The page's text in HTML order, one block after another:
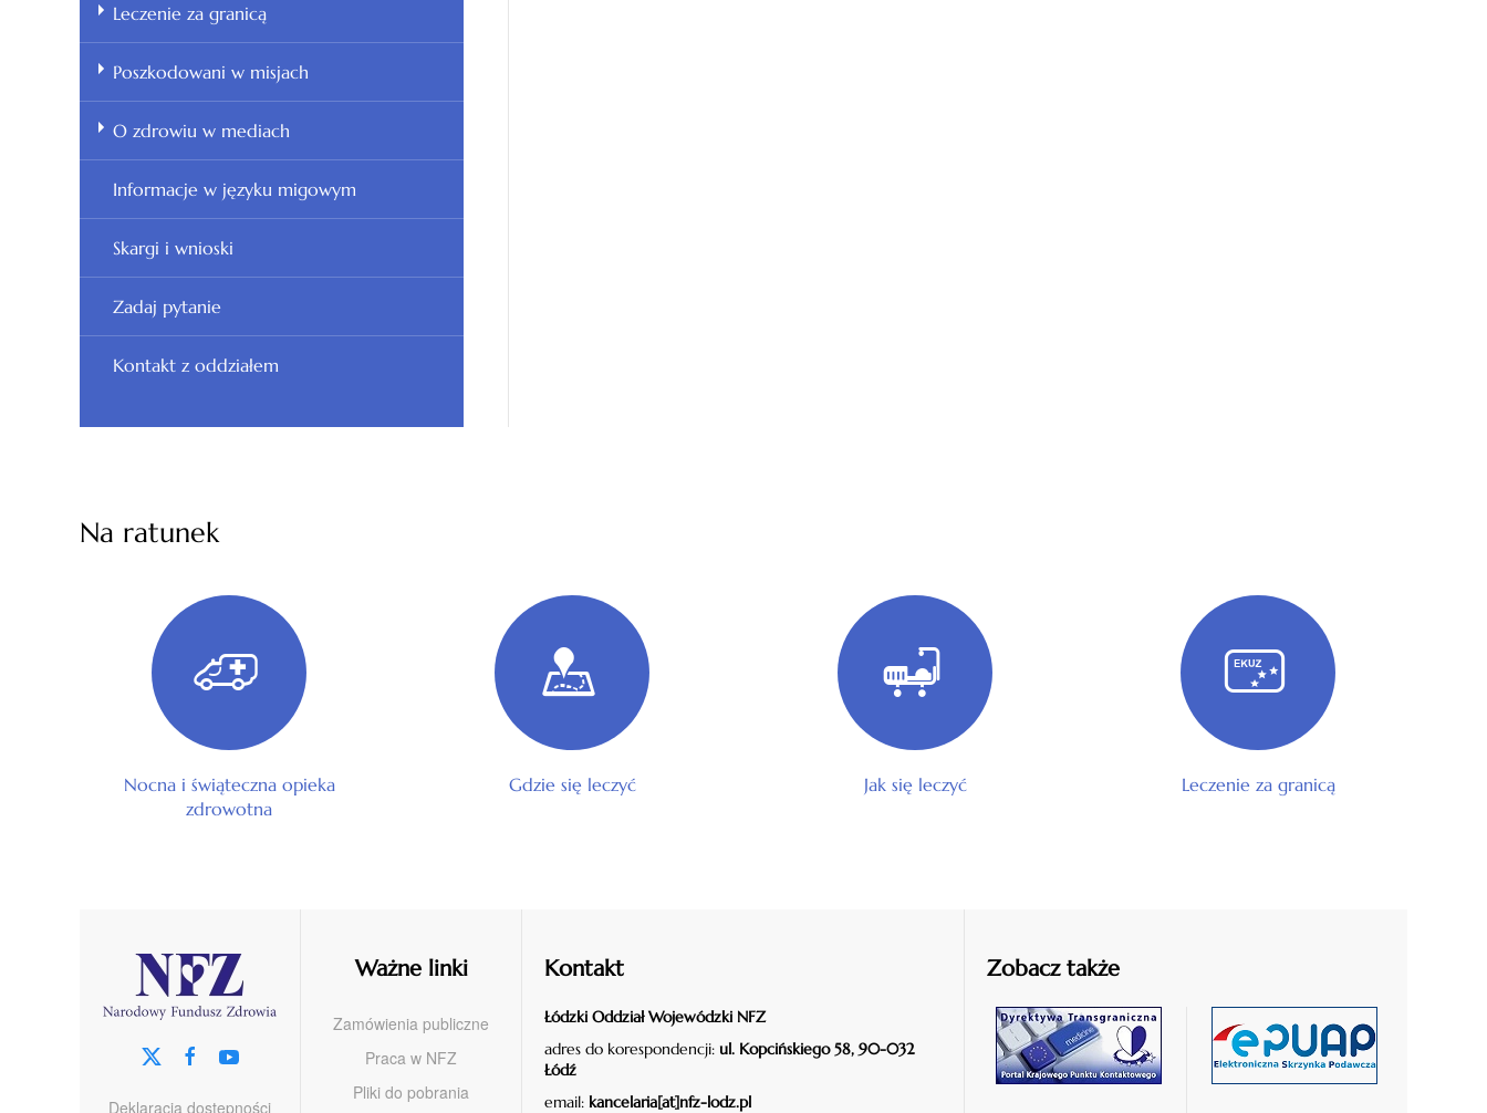
Leczenie za granicą
Poszkodowani w misjach
O zdrowiu w mediach
Informacje w języku migowym
Skargi i wnioski
Zadaj pytanie
Kontakt z oddziałem
Na ratunek
Nocna i świąteczna opieka
zdrowotna
Gdzie się leczyć Jak się leczyć Leczenie za granicą
Deklaracja dostępności
Ważne linki
Zamówienia publiczne
Praca w NFZ
Pliki do pobrania
Kontakt
Łódzki Oddział Wojewódzki NFZ
adres do korespondencji: ul. Kopcińskiego 58, 90-032
Łódź
email: kancelaria[at]nfz-lodz.pl
Zobacz także
czytaj
czytaj